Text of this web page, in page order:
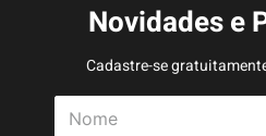
Novidades e
Cadastre-se